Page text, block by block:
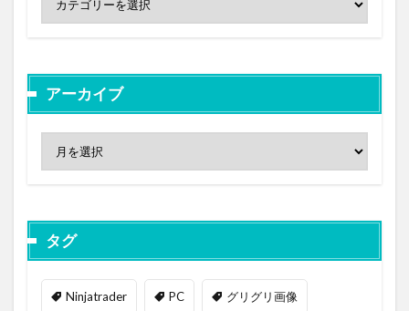
アーカイブ
タグ
Ninjatrader PC グリグリ画像